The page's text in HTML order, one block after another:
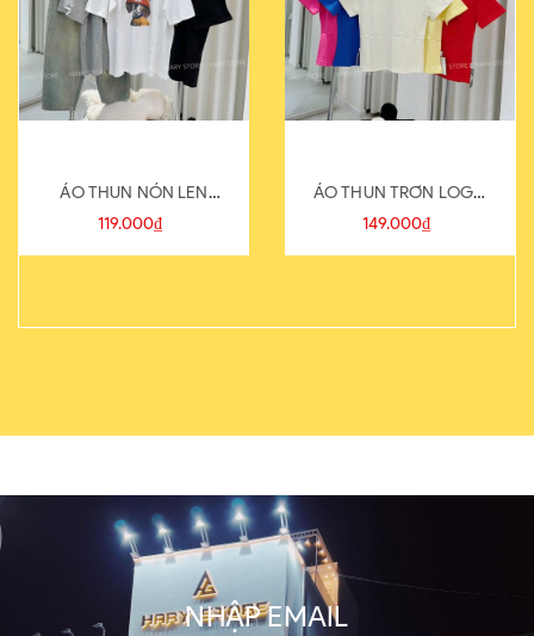
ÁO THUN NÓN LEN
821-1
119.000₫
ÁO THUN TRƠN LOGO
SAU
149.000₫
NHẬP EMAIL